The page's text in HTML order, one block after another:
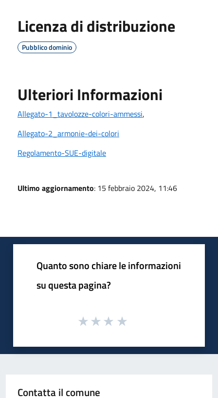
Licenza di distribuzione
Pubblico dominio
Ulteriori Informazioni
Allegato-1_tavolozze-colori-ammessi,
Allegato-2_armonie-dei-colori
Regolamento-SUE-digitale
Ultimo aggiornamento: 15 febbraio 2024, 11:46
Quanto sono chiare le informazioni
su questa pagina?
Contatta il comune